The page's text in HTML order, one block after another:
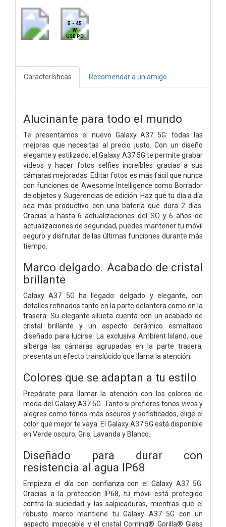
5 - 45
W
USB PD
Características Recomendar a un amigo
Alucinante para todo el mundo
Te presentamos el nuevo Galaxy A37 5G: todas las
mejoras que necesitas al precio justo. Con un diseño
elegante y estilizado, el Galaxy A37 5G te permite grabar
vídeos y hacer fotos selfies increíbles gracias a sus
cámaras mejoradas. Editar fotos es más fácil que nunca
con funciones de Awesome Intelligence como Borrador
de objetos y Sugerencias de edición. Haz que tu día a día
sea más productivo con una batería que dura 2 días.
Gracias a hasta 6 actualizaciones del SO y 6 años de
actualizaciones de seguridad, puedes mantener tu móvil
seguro y disfrutar de las últimas funciones durante más
tiempo.
Marco delgado. Acabado de cristal
brillante
Galaxy A37 5G ha llegado: delgado y elegante, con
detalles refinados tanto en la parte delantera como en la
trasera. Su elegante silueta cuenta con un acabado de
cristal brillante y un aspecto cerámico esmaltado
diseñado para lucirse. La exclusiva Ambient Island, que
alberga las cámaras agrupadas en la parte trasera,
presenta un efecto translúcido que llama la atención.
Colores que se adaptan a tu estilo
Prepárate para llamar la atención con los colores de
moda del Galaxy A37 5G. Tanto si prefieres tonos vivos y
alegres como tonos más oscuros y sofisticados, elige el
color que mejor te vaya. El Galaxy A37 5G está disponible
en Verde oscuro, Gris, Lavanda y Blanco.
Diseñado para durar con
resistencia al agua IP68
Empieza el día con confianza con el Galaxy A37 5G.
Gracias a la protección IP68, tu móvil está protegido
contra la suciedad y las salpicaduras, mientras que el
robusto marco mantiene tu Galaxy A37 5G con un
aspecto impecable y el cristal Corning® Gorilla® Glass